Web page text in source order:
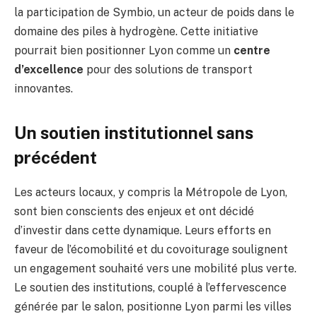
la participation de Symbio, un acteur de poids dans le
domaine des piles à hydrogène. Cette initiative
pourrait bien positionner Lyon comme un centre
d’excellence pour des solutions de transport
innovantes.
Un soutien institutionnel sans
précédent
Les acteurs locaux, y compris la Métropole de Lyon,
sont bien conscients des enjeux et ont décidé
d’investir dans cette dynamique. Leurs efforts en
faveur de l’écomobilité et du covoiturage soulignent
un engagement souhaité vers une mobilité plus verte.
Le soutien des institutions, couplé à l’effervescence
générée par le salon, positionne Lyon parmi les villes